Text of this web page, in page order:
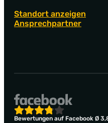
Standort anzeigen
Ansprechpartner
Bewertungen auf Facebook Ø